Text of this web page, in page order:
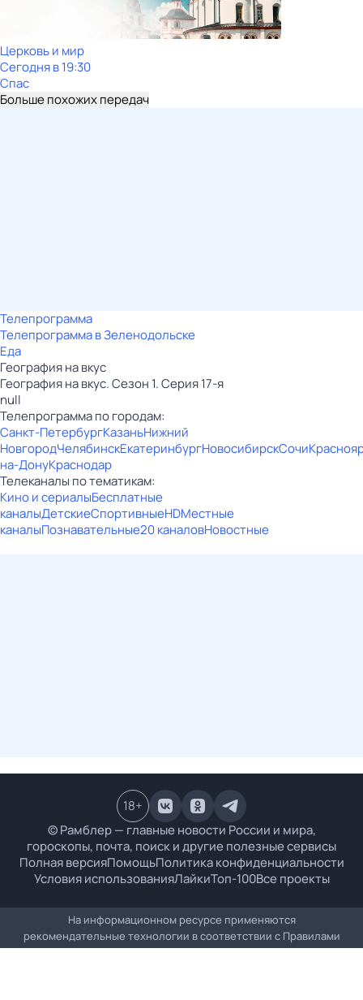
Церковь и мир
Сегодня в 19:30
Спас
Больше похожих передач
Телепрограмма
Телепрограмма в Зеленодольске
Еда
География на вкус
География на вкус. Сезон 1. Серия 17-я
null
Телепрограмма по городам:
Санкт-ПетербургКазаньНижний
НовгородЧелябинскЕкатеринбургНовосибирскСочи
на-ДонуКраснодар
Телеканалы по тематикам:
Кино и сериалыБесплатные
каналыДетскиеСпортивныеHDМестные
каналыПознавательные20 каналовНовостные
© Рамблер — главные новости России и мира,
гороскопы, почта, поиск и другие полезные сервисы
Полная версияПомощьПолитика конфиденциальности
Условия использованияЛайкиТоп-100Все проекты
18+
На информационном ресурсе применяются
рекомендательные технологии в соответствии с Правилами